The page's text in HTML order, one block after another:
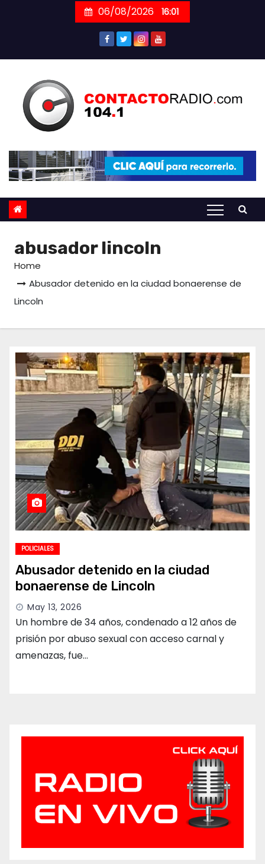
06/08/2026 16:01
abusador lincoln
Home
Abusador detenido en la ciudad bonaerense de
Lincoln
POLICIALES
Abusador detenido en la ciudad
bonaerense de Lincoln
May 13, 2026
Un hombre de 34 años, condenado a 12 años de
prisión por abuso sexual con acceso carnal y
amenazas, fue…